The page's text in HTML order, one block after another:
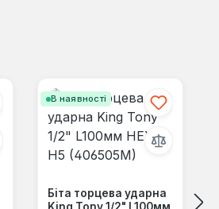
В наявності
Біта торцева ударна